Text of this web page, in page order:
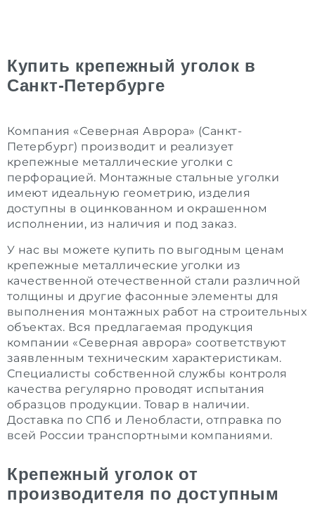
Купить крепежный уголок в
Санкт-Петербурге
Компания «Северная Аврора» (Санкт-
Петербург) производит и реализует
крепежные металлические уголки с
перфорацией. Монтажные стальные уголки
имеют идеальную геометрию, изделия
доступны в оцинкованном и окрашенном
исполнении, из наличия и под заказ.
У нас вы можете купить по выгодным ценам
крепежные металлические уголки из
качественной отечественной стали различной
толщины и другие фасонные элементы для
выполнения монтажных работ на строительных
объектах. Вся предлагаемая продукция
компании «Северная аврора» соответствуют
заявленным техническим характеристикам.
Специалисты собственной службы контроля
качества регулярно проводят испытания
образцов продукции. Товар в наличии.
Доставка по СПб и Ленобласти, отправка по
всей России транспортными компаниями.
Крепежный уголок от
производителя по доступным